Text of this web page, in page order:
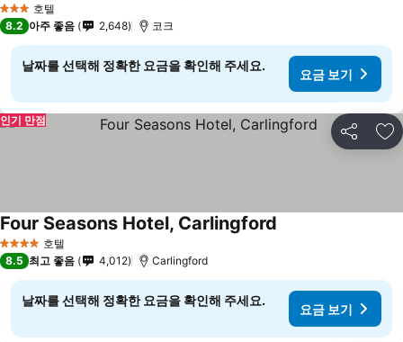
3 성급 호텔
8.2 아주 좋음 2,648 코크
날짜를 선택해 정확한 요금을 확인해 주세요.
요금 보기
공유 즐
인기 만점
4 성급 호텔
Four Seasons Hotel, Carlingford
8.5 최고 좋음 4,012 Carlingford
날짜를 선택해 정확한 요금을 확인해 주세요.
요금 보기